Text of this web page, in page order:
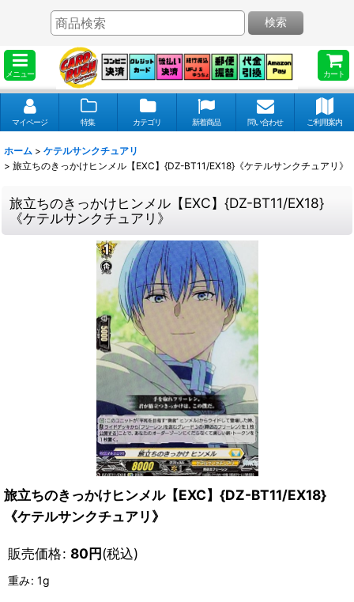
メニュー カート
検索
マイページ 特集 カテゴリ 新着商品 問い合わせ ご利用案内
ホーム > ケテルサンクチュアリ
> 旅立ちのきっかけヒンメル【EXC】{DZ-BT11/EX18}《ケテルサンクチュアリ》
旅立ちのきっかけヒンメル【EXC】{DZ-BT11/EX18}
《ケテルサンクチュアリ》
旅立ちのきっかけヒンメル【EXC】{DZ-BT11/EX18}
《ケテルサンクチュアリ》
販売価格: 80円(税込)
重み: 1g